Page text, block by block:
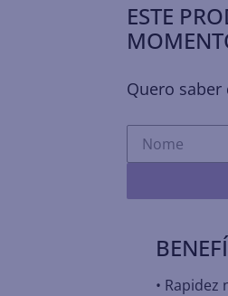
ESTE
Quero
• Rapidez